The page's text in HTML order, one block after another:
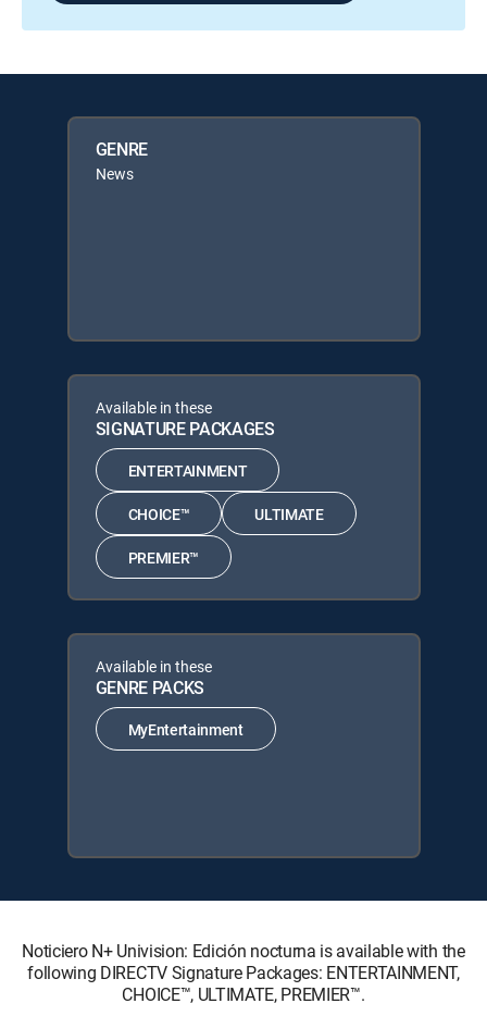
GENRE
News
Available in these
SIGNATURE PACKAGES
ENTERTAINMENT
CHOICE™ ULTIMATE
PREMIER™
Available in these
GENRE PACKS
MyEntertainment
Noticiero N+ Univision: Edición nocturna is available with the
following DIRECTV Signature Packages: ENTERTAINMENT,
CHOICE™, ULTIMATE, PREMIER™.